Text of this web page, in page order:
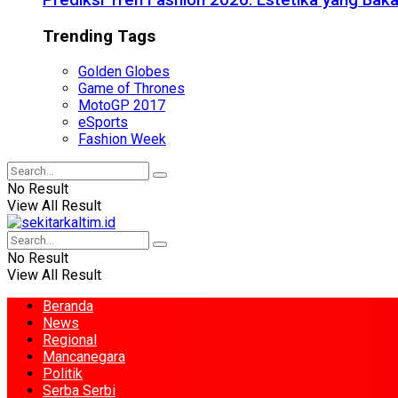
Trending Tags
Golden Globes
Game of Thrones
MotoGP 2017
eSports
Fashion Week
No Result
View All Result
No Result
View All Result
Beranda
News
Regional
Mancanegara
Politik
Serba Serbi